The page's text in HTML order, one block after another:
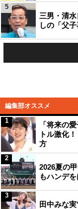
三男・清
しの「父
5
編集部オススメ
「将来の
トル激化
方
1
2026夏の
もハンデ
2
田中みな
3